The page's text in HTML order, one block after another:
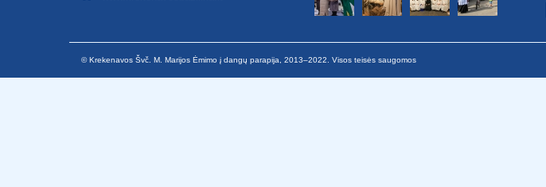
© Krekenavos Švč. M. Marijos Ėmimo į dangų parapija, 2013–2022. Visos teisės saugomos